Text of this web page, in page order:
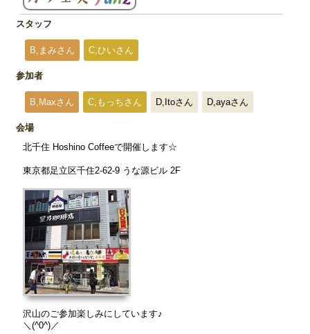
スタッフ
B,まみさん C,ひいさん
参加者
B,Maxさん C,もっちさん D,Itoさん D,ayaさん
会場
北千住 Hoshino Coffeeで開催します☆
東京都足立区千住2-62-9 うな源ビル 2F
沢山のご参加楽しみにしています♪
＼(^0^)／